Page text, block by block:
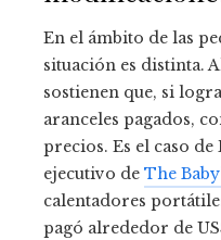
En el ámbito de las
situación es distinta.
sostienen que, si
aranceles pagados,
precios. Es el caso
ejecutivo de The
calentadores
pagó alrededor de